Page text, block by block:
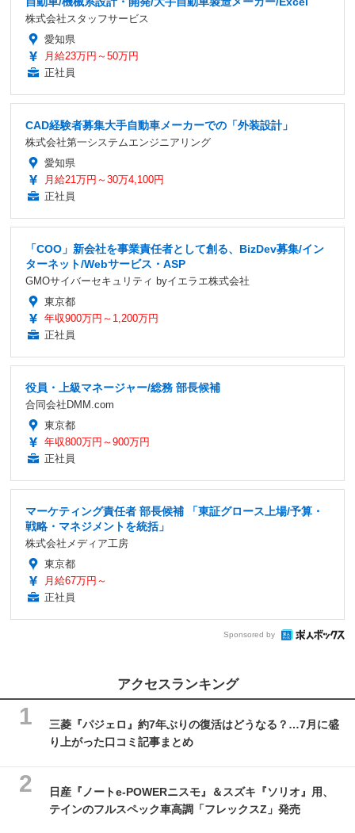
株式会社スタッフサービス
愛知県
月給23万円～50万円
正社員
CAD経験者募集大手自動車メーカーでの「外装設計」
株式会社第一システムエンジニアリング
愛知県
月給21万円～30万4,100円
正社員
「COO」新会社を事業責任者として創る、BizDev募集/イン
ターネット/Webサービス・ASP
GMOサイバーセキュリティ byイエラエ株式会社
東京都
年収900万円～1,200万円
正社員
役員・上級マネージャー/総務 部長候補
合同会社DMM.com
東京都
年収800万円～900万円
正社員
マーケティング責任者 部長候補 「東証グロース上場/予算・
戦略・マネジメントを統括」
株式会社メディア工房
東京都
月給67万円～
正社員
Sponsored by
アクセスランキング
三菱『パジェロ』約7年ぶりの復活はどうなる？…7月に盛
り上がった口コミ記事まとめ
日産『ノートe-POWERニスモ』＆スズキ『ソリオ』用、
テインのフルスペック車高調「フレックスZ」発売